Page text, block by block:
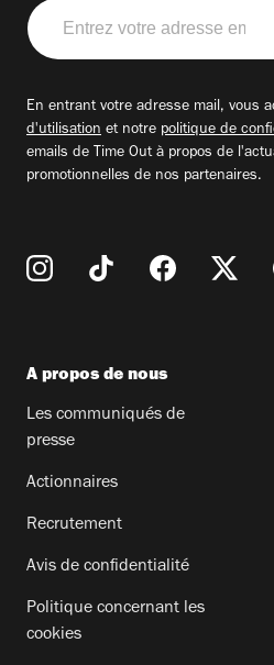
Entrez
votre
adresse
En entrant votre adresse mail, vous
d'utilisation et notre politique de
emails de Time Out à propos de
promotionnelles de nos partenaires.
A propos de nous
Les communiqués de
presse
Actionnaires
Recrutement
Avis de confidentialité
Politique concernant les
cookies